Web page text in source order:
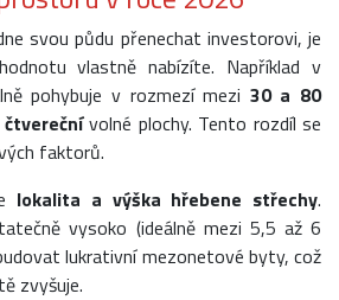
svou půdu přenechat investorovi, je
vlastně nabízíte. Například v
pohybuje v rozmezí mezi 30 a 80
volné plochy. Tento rozdíl se
faktorů.
lokalita a výška hřebene střechy.
vysoko (ideálně mezi 5,5 až 6
lukrativní mezonetové byty, což
zvyšuje.